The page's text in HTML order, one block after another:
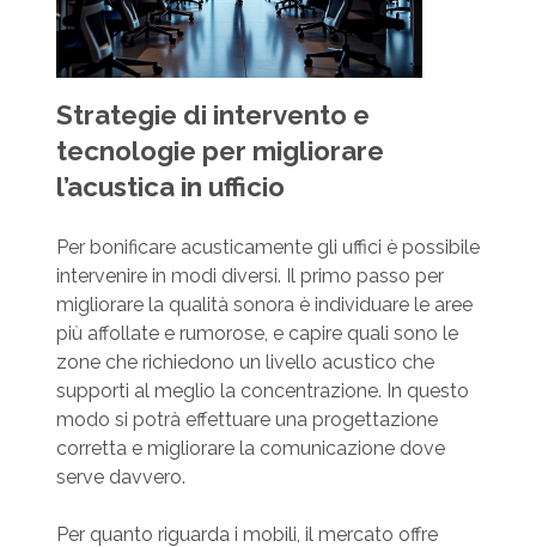
Strategie di intervento e
tecnologie per migliorare
l’acustica in ufficio
Per bonificare acusticamente gli uffici è possibile
intervenire in modi diversi. Il primo passo per
migliorare la qualità sonora è individuare le aree
più affollate e rumorose, e capire quali sono le
zone che richiedono un livello acustico che
supporti al meglio la concentrazione. In questo
modo si potrà effettuare una progettazione
corretta e migliorare la comunicazione dove
serve davvero.
Per quanto riguarda i mobili, il mercato offre